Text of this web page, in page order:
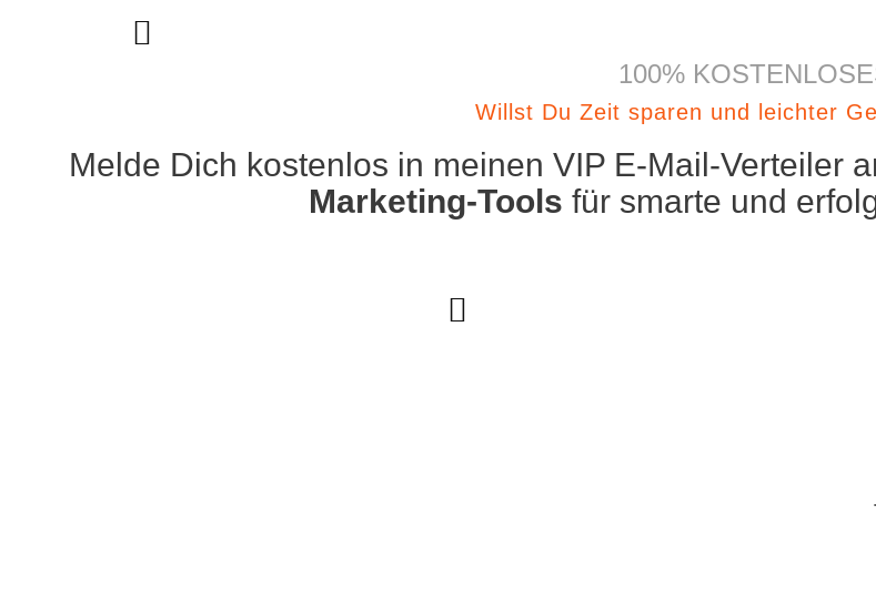
100%
Willst Du Zeit sparen und leichter
Melde Dich kostenlos in meinen VIP E-Mail-Verteiler
Marketing-Tools für smarte und